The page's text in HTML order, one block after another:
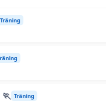
Träning
🏃 Träning